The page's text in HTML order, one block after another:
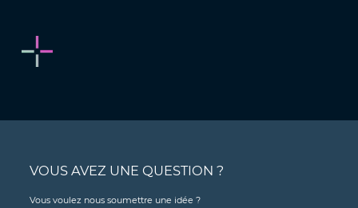
VOUS AVEZ UNE QUESTION ?
Vous voulez nous soumettre une idée ?